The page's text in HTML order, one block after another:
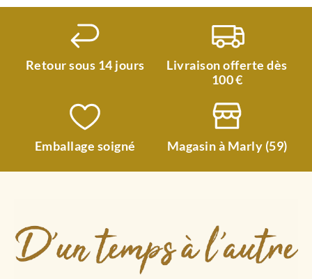
Retour sous 14 jours
Livraison offerte dès
100 €
Emballage soigné Magasin à Marly (59)